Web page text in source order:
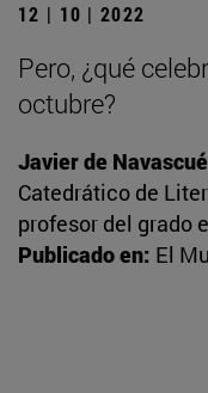
12 | 10 | 2022
Pero, ¿qué
octubre?
Javier de
Catedrático de
profesor del grado
Publicado en: El